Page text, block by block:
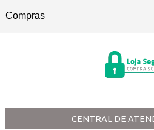
Compras
CENTRAL DE